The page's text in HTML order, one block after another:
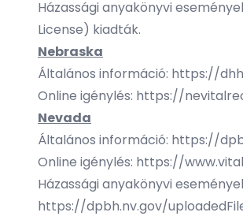
Házassági anyakönyvi
License) kiadták.
Nebraska
Általános információ: https://
Online igénylés: https://
Nevada
Általános információ: https://
Online igénylés: https://
Házassági anyakönyvi
https://dpbh.nv.gov/